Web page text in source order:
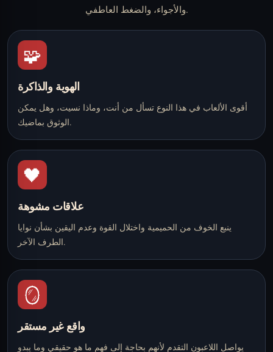
والأجواء، والضغط العاطفي.
🧩
الهوية والذاكرة
أقوى الألعاب في هذا النوع تسأل من أنت، وماذا نسيت، وهل يمكن
الوثوق بماضيك.
🖤
علاقات مشوهة
ينبع الخوف من الحميمية واختلال القوة وعدم اليقين بشأن نوايا
الطرف الآخر.
🪞
واقع غير مستقر
يواصل اللاعبون التقدم لأنهم بحاجة إلى فهم ما هو حقيقي وما يبدو